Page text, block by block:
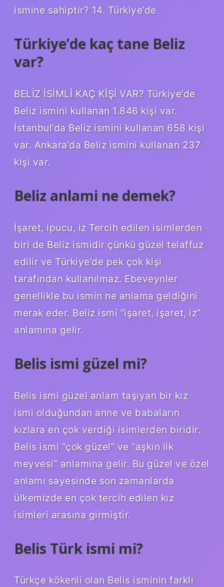
ismine sahiptir? 14. Türkiye’de
Türkiye’de kaç tane Beliz
var?
BELİZ İSİMLİ KAÇ KİŞİ VAR? Türkiye’de
Beliz ismini kullanan 1.846 kişi var.
İstanbul’da Beliz ismini kullanan 658 kişi
var. Ankara’da Beliz ismini kullanan 237
kişi var.
Beliz anlami ne demek?
İşaret, ipucu, iz Tercih edilen isimlerden
biri de Beliz ismidir çünkü güzel telaffuz
edilir ve Türkiye’de pek çok kişi
tarafından kullanılmaz. Ebeveynler
genellikle bu ismin ne anlama geldiğini
merak eder. Beliz ismi “işaret, işaret, iz”
anlamına gelir.
Belis ismi güzel mi?
Belis ismi güzel anlam taşıyan bir kız
ismi olduğundan anne ve babaların
kızlara en çok verdiği isimlerden biridir.
Belis ismi “çok güzel” ve “aşkın ilk
meyvesi” anlamına gelir. Bu güzel ve özel
anlamı sayesinde son zamanlarda
ülkemizde en çok tercih edilen kız
isimleri arasına girmiştir.
Belis Türk ismi mi?
Türkçe kökenli olan Belis isminin farklı